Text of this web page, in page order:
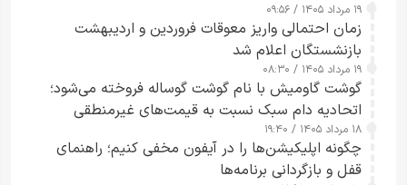
۱۹ مرداد ۱۴۰۵ / ۰۹:۵۶
زمان احتمالی واریز معوقات فروردین و اردیبهشت
بازنشستگان اعلام شد
۱۹ مرداد ۱۴۰۵ / ۰۸:۳۰
گوشت گاومیش با نام گوشت گوساله فروخته می‌شود؛
اتحادیه دام سبک نسبت به قیمت‌های غیرمنطقی
هشدار داد
۱۸ مرداد ۱۴۰۵ / ۱۹:۴۰
چگونه اپلیکیشن‌ها را در آیفون مخفی کنیم؛ راهنمای
قفل و بازگردانی برنامه‌ها